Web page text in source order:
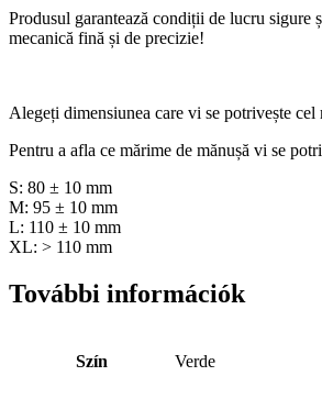
Produsul garantează condiții de lucru sigure
mecanică fină și de precizie!
Alegeți dimensiunea care vi se potrivește
Pentru a afla ce mărime de mănușă vi se
S: 80 ± 10 mm
M: 95 ± 10 mm
L: 110 ± 10 mm
XL: > 110 mm
További információk
Szín Verde